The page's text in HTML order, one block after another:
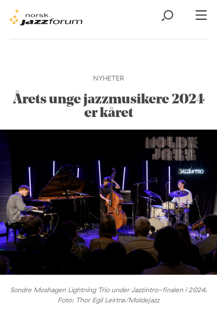
NYHETER
Årets unge jazzmusikere 2024
er kåret
Sondre Moshagen Lightning Trio under Jazzintro-finalen i 2024.
Foto: Thor Egil Leirtrø/Moldejazz